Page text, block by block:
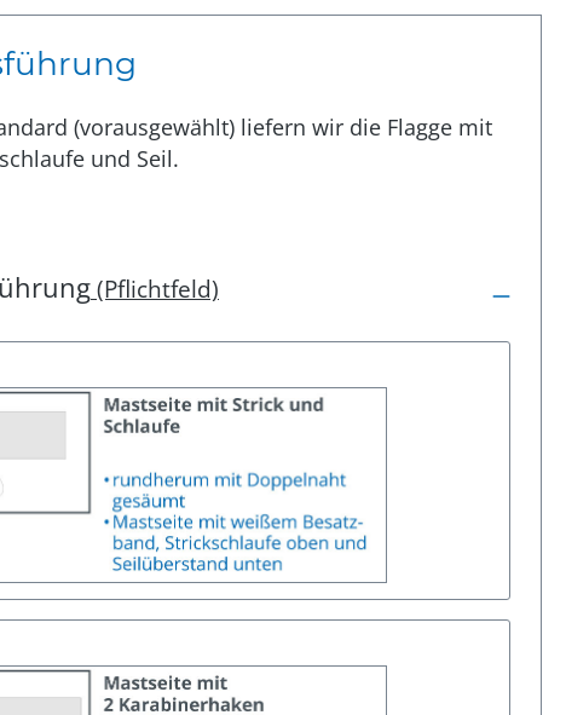
(vorausgewählt) liefern wir die Flagge mit
und Seil.
(Pflichtfeld)